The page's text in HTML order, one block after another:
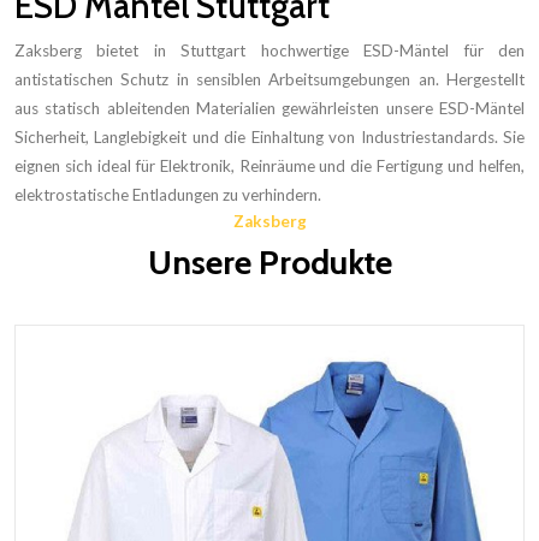
Zaksberg bietet in Stuttgart hochwertige ESD-Mäntel für den
antistatischen Schutz in sensiblen Arbeitsumgebungen an. Hergestellt
aus statisch ableitenden Materialien gewährleisten unsere ESD-Mäntel
Sicherheit, Langlebigkeit und die Einhaltung von Industriestandards. Sie
eignen sich ideal für Elektronik, Reinräume und die Fertigung und helfen,
elektrostatische Entladungen zu verhindern.
Zaksberg
Unsere Produkte